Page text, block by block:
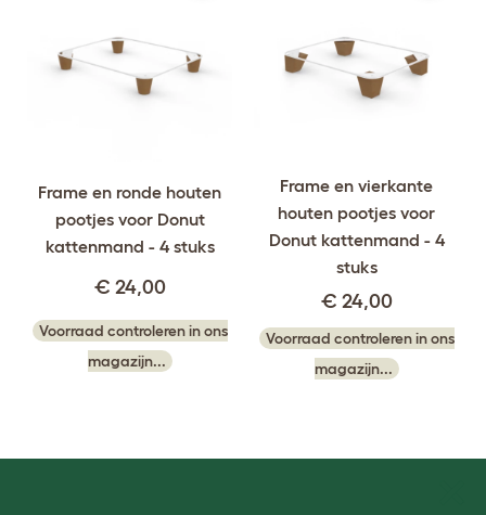
Frame en ronde houten
pootjes voor Donut
kattenmand - 4 stuks
€ 24,00
Voorraad controleren in ons
magazijn...
Frame en vierkante
houten pootjes voor
Donut kattenmand - 4
stuks
€ 24,00
Voorraad controleren in ons
magazijn...